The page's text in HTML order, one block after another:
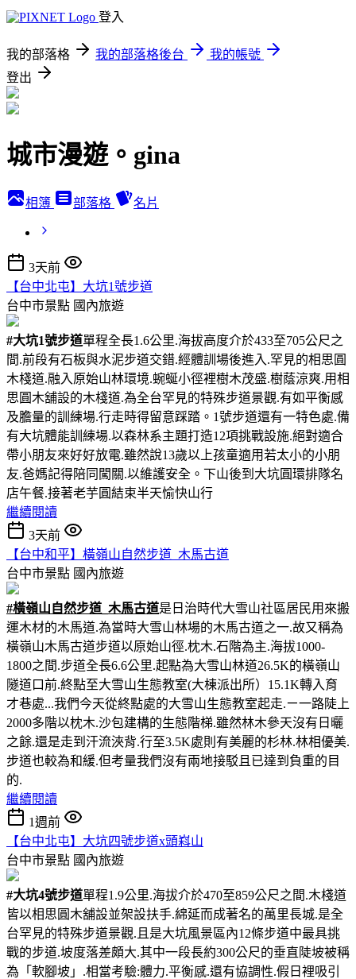
登入
我的部落格 我的部落格後台
我的帳號
登出
城市漫遊。gina
相簿 部落格 名片
3天前
【台中北屯】大坑1號步道
台中市景點 國內旅遊
#大坑1號步道單程全長1.6公里.海拔高度介於433至705公尺之
間.前段有石板與水泥步道交錯.經體訓場後進入.罕見的相思圓
木棧道.融入原始山林環境.蜿蜒小徑裡樹木茂盛.樹蔭涼爽.用相
思圓木舖設的木棧道.為全台罕見的特殊步道景觀.有如平衡感
及膽量的訓練場.行走時得留意踩踏。1號步道還有一特色處.備
有大坑體能訓練場.以森林系主題打造12項挑戰設施.絕對適合
帶小朋友來好好放電.雖然說13歲以上孩童適用若太小的小朋
友.爸媽記得陪同闖關.以維護安全。下山後到大坑圓環排隊名
店午餐.接著老芋圓結束半天愉快山行
繼續閱讀
3天前
【台中和平】橫嶺山自然步道_木馬古道
台中市景點 國內旅遊
#橫嶺山自然步道_木馬古道是日治時代大雪山社區居民用來搬
運木材的木馬道.為當時大雪山林場的木馬古道之一.故又稱為
橫嶺山木馬古道步道以原始山徑.枕木.石階為主.海拔1000-
1800之間.步道全長6.6公里.起點為大雪山林道26.5K的橫嶺山
隧道口前.終點至大雪山生態教室(大棟派出所）15.1K轉入育
才巷處...我們今天從終點處的大雪山生態教室起走.ㄧ一路陡上
2000多階以枕木.沙包建構的生態階梯.雖然林木參天沒有日曬
之餘.還是走到汗流浹背.行至3.5K處則有美麗的杉林.林相優美.
步道也較為和緩.但考量我們沒有兩地接駁且已達到負重的目
的.
繼續閱讀
1週前
【台中北屯】大坑四號步道x頭嵙山
台中市景點 國內旅遊
#大坑4號步道單程1.9公里.海拔介於470至859公尺之間.木棧道
皆以相思圓木舖設並架設扶手.綿延而成著名的萬里長城.是全
台罕見的特殊步道景觀.且是大坑風景區內12條步道中最具挑
戰的步道.坡度落差頗大.其中一段長約300公尺的垂直陡坡被稱
為「軟腳坡」.相當考驗:體力.平衡感.還有協調性.假日裡吸引